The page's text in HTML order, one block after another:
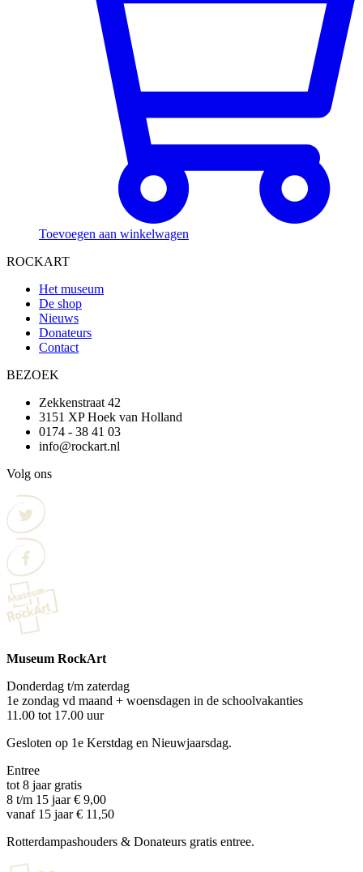
Toevoegen aan winkelwagen
ROCKART
Het museum
De shop
Nieuws
Donateurs
Contact
BEZOEK
Zekkenstraat 42
3151 XP Hoek van Holland
0174 - 38 41 03
info@rockart.nl
Volg ons
Museum RockArt
Donderdag t/m zaterdag
1e zondag vd maand + woensdagen in de schoolvakanties
11.00 tot 17.00 uur
Gesloten op 1e Kerstdag en Nieuwjaarsdag.
Entree
tot 8 jaar gratis
8 t/m 15 jaar € 9,00
vanaf 15 jaar € 11,50
Rotterdampashouders & Donateurs gratis entree.